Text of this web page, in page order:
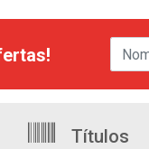
Títulos